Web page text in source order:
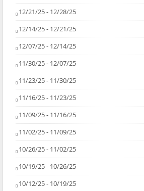
12/21/25 - 12/28/25
12/14/25 - 12/21/25
12/07/25 - 12/14/25
11/30/25 - 12/07/25
11/23/25 - 11/30/25
11/16/25 - 11/23/25
11/09/25 - 11/16/25
11/02/25 - 11/09/25
10/26/25 - 11/02/25
10/19/25 - 10/26/25
10/12/25 - 10/19/25